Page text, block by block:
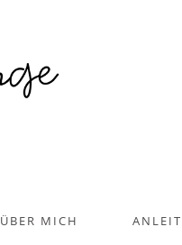
ÜBER MICH